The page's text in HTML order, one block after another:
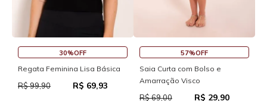
30%OFF
Regata Feminina Lisa Básica
R$ 99,90 R$ 69,93
57%OFF
Saia Curta com Bolso e
Amarração Visco
R$ 69,00 R$ 29,90